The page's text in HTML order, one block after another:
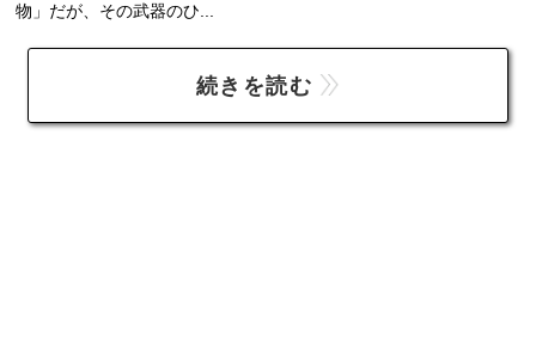
物」だが、その武器のひ...
続きを読む